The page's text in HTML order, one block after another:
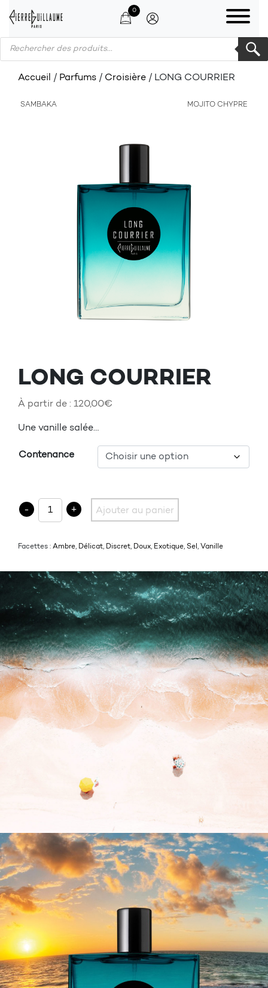
0
Products search
Accueil / Parfums / Croisière / LONG COURRIER
SAMBAKA MOJITO CHYPRE
LONG COURRIER
À partir de : 120,00€
Une vanille salée…
Contenance
quantité de LONG COURRIER
- + Ajouter au panier
Facettes : Ambre, Délicat, Discret, Doux, Exotique, Sel , Vanille